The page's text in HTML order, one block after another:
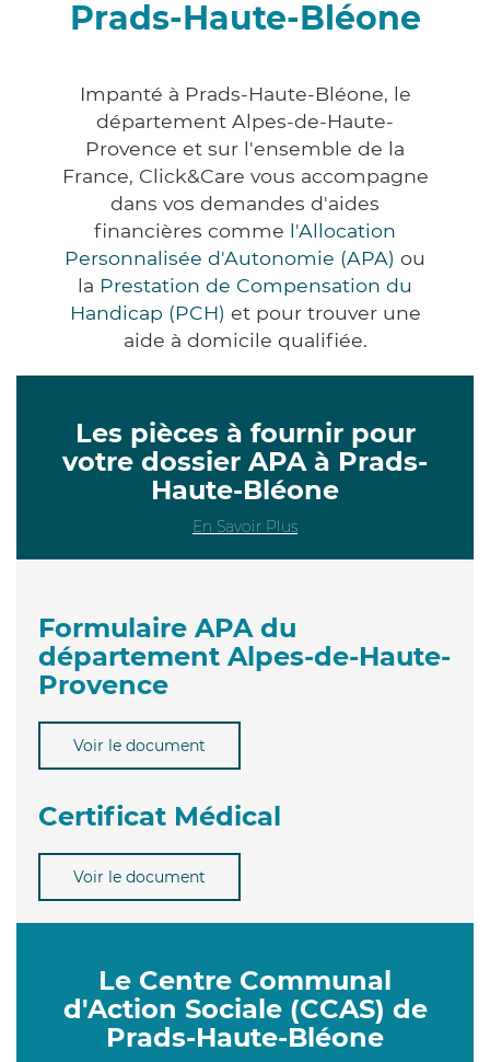
Prads-Haute-Bléone
Impanté à Prads-Haute-Bléone, le
département Alpes-de-Haute-
Provence et sur l'ensemble de la
France, Click&Care vous accompagne
dans vos demandes d'aides
financières comme l'Allocation
Personnalisée d'Autonomie (APA) ou
la Prestation de Compensation du
Handicap (PCH) et pour trouver une
aide à domicile qualifiée.
Les pièces à fournir pour
votre dossier APA à Prads-
Haute-Bléone
En Savoir Plus
Formulaire APA du
département Alpes-de-Haute-
Provence
Voir le document
Certificat Médical
Voir le document
Le Centre Communal
d'Action Sociale (CCAS) de
Prads-Haute-Bléone